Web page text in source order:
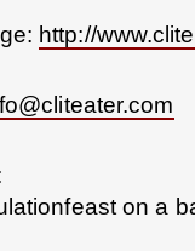
http://
on a